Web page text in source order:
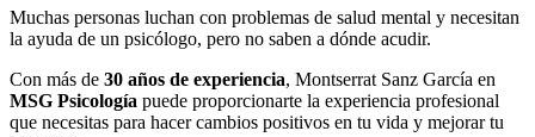
Muchas personas luchan con problemas de salud mental y necesitan
la ayuda de un psicólogo, pero no saben a dónde acudir.
Con más de 30 años de experiencia, Montserrat Sanz García en
MSG Psicología puede proporcionarte la experiencia profesional
que necesitas para hacer cambios positivos en tu vida y mejorar tu